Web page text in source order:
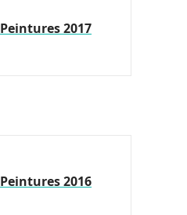
Peintures 2017
Peintures 2016